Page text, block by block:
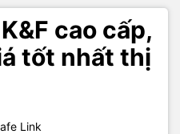
cao cấp,
tốt nhất thị
Link